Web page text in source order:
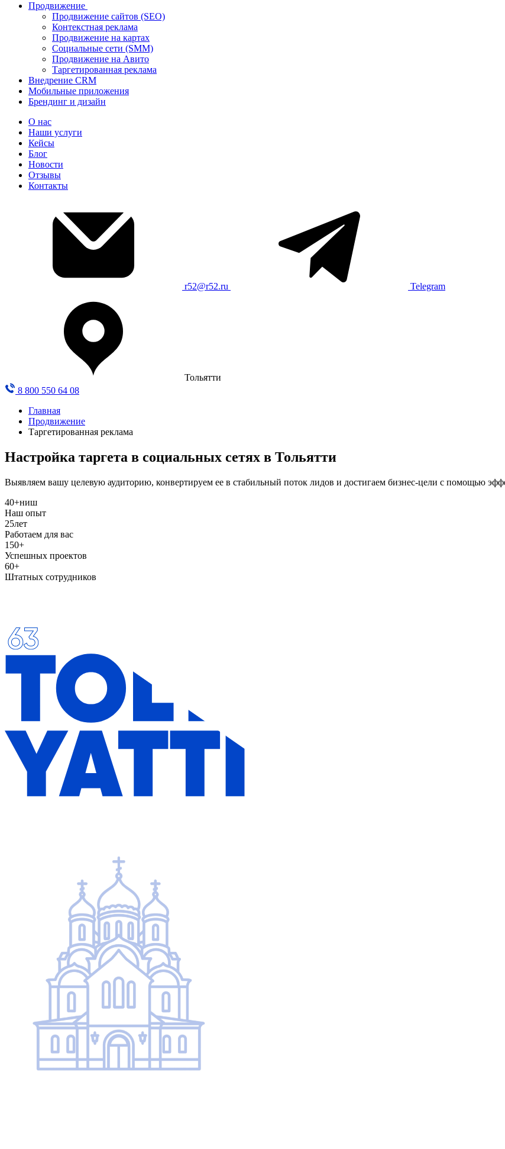
Продвижение
Продвижение сайтов (SEO)
Контекстная реклама
Продвижение на картах
Социальные сети (SMM)
Продвижение на Авито
Таргетированная реклама
Внедрение CRM
Мобильные приложения
Брендинг и дизайн
О нас
Наши услуги
Кейсы
Блог
Новости
Отзывы
Контакты
r52@r52.ru Telegram
Тольятти
8 800 550 64 08
Главная
Продвижение
Таргетированная реклама
Настройка таргета в социальных сетях в Тольятти
Выявляем вашу целевую аудиторию, конвертируем ее в стабильный поток лидов и достигаем бизнес-цели с помощью
40+ниш
Наш опыт
25лет
Работаем для вас
150+
Успешных проектов
60+
Штатных сотрудников